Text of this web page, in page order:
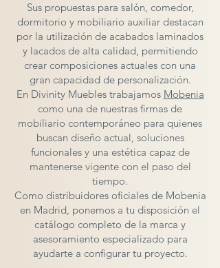
Sus propuestas para salón, comedor,
dormitorio y mobiliario auxiliar destacan
por la utilización de acabados laminados
y lacados de alta calidad, permitiendo
crear composiciones actuales con una
gran capacidad de personalización.
En Divinity Muebles trabajamos Mobenia
como una de nuestras firmas de
mobiliario contemporáneo para quienes
buscan diseño actual, soluciones
funcionales y una estética capaz de
mantenerse vigente con el paso del
tiempo.
Como distribuidores oficiales de Mobenia
en Madrid, ponemos a tu disposición el
catálogo completo de la marca y
asesoramiento especializado para
ayudarte a configurar tu proyecto.